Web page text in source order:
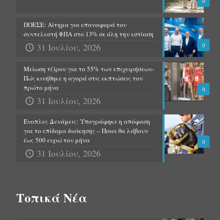
0
ΠΟΕΣΕ: Αίτημα για επαναφορά του
συντελεστή ΦΠΑ στο 13% σε όλη την εστίαση
31 Ιουλίου, 2026
0
Μείωση τζίρου για το 55% των επιχειρήσεων-
Πώς κινήθηκε η αγορά στις εκπτώσεις τον
πρώτο μήνα
31 Ιουλίου, 2026
0
Ένοπλες Δυνάμεις: Υπογράφηκε η απόφαση
για το επίδομα διοίκησης – Ποιοι θα λάβουν
έως 500 ευρώ τον μήνα
31 Ιουλίου, 2026
Τοπικά Νέα